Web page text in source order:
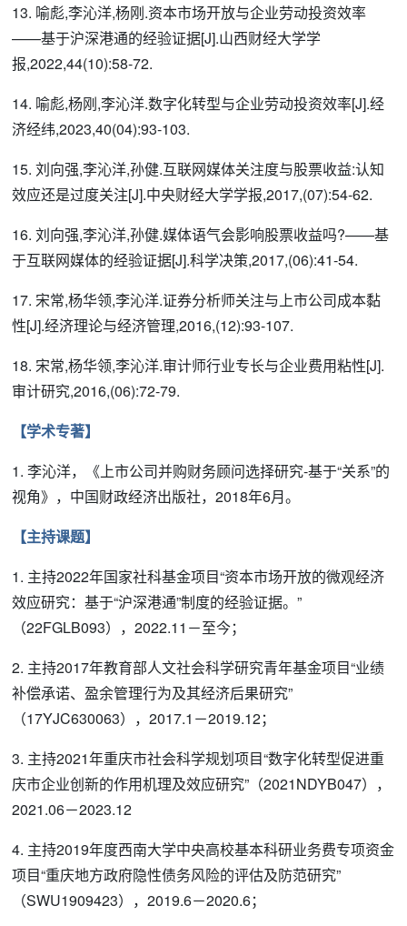
13. 喻彪,李沁洋,杨刚.资本市场开放与企业劳动投资效率
——基于沪深港通的经验证据[J].山西财经大学学
报,2022,44(10):58-72.
14. 喻彪,杨刚,李沁洋.数字化转型与企业劳动投资效率[J].经
济经纬,2023,40(04):93-103.
15. 刘向强,李沁洋,孙健.互联网媒体关注度与股票收益:认知
效应还是过度关注[J].中央财经大学学报,2017,(07):54-62.
16. 刘向强,李沁洋,孙健.媒体语气会影响股票收益吗?——基
于互联网媒体的经验证据[J].科学决策,2017,(06):41-54.
17. 宋常,杨华领,李沁洋.证券分析师关注与上市公司成本黏
性[J].经济理论与经济管理,2016,(12):93-107.
18. 宋常,杨华领,李沁洋.审计师行业专长与企业费用粘性[J].
审计研究,2016,(06):72-79.
【学术专著】
1. 李沁洋，《上市公司并购财务顾问选择研究-基于“关系”的
视角》，中国财政经济出版社，2018年6月。
【主持课题】
1. 主持2022年国家社科基金项目“资本市场开放的微观经济
效应研究：基于“沪深港通”制度的经验证据。”
（22FGLB093），2022.11－至今；
2. 主持2017年教育部人文社会科学研究青年基金项目“业绩
补偿承诺、盈余管理行为及其经济后果研究”
（17YJC630063），2017.1－2019.12；
3. 主持2021年重庆市社会科学规划项目“数字化转型促进重
庆市企业创新的作用机理及效应研究”（2021NDYB047），
2021.06－2023.12
4. 主持2019年度西南大学中央高校基本科研业务费专项资金
项目“重庆地方政府隐性债务风险的评估及防范研究”
（SWU1909423），2019.6－2020.6；